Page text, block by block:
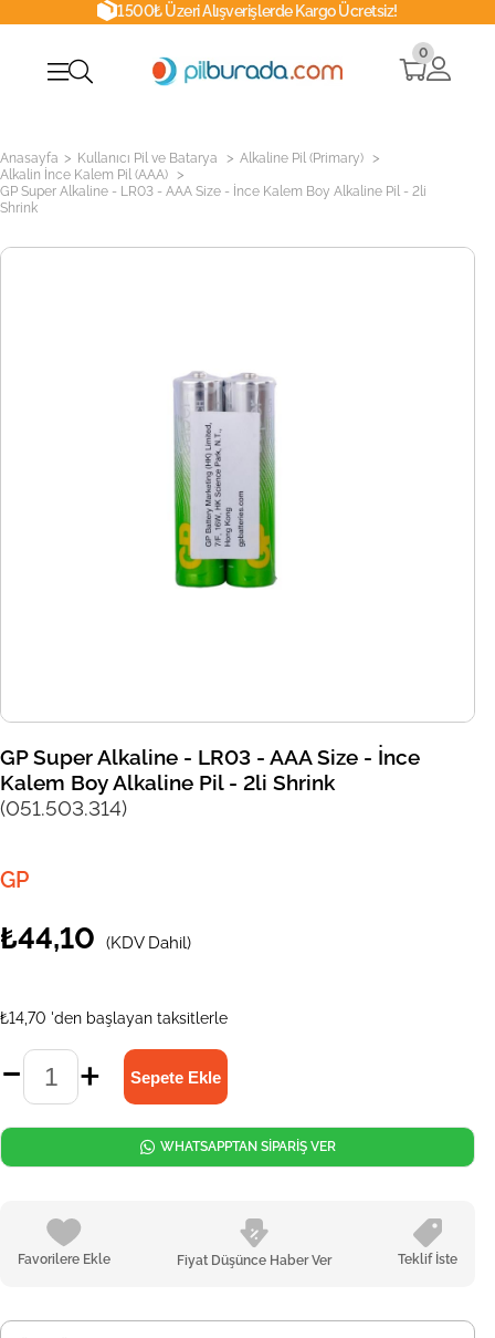
1500₺ Üzeri Alışverişlerde Kargo Ücretsiz!
0
Anasayfa > Kullanıcı Pil ve Batarya > Alkaline Pil (Primary) >
Alkalin İnce Kalem Pil (AAA) >
GP Super Alkaline - LR03 - AAA Size - İnce Kalem Boy Alkaline Pil - 2li
Shrink
GP Super Alkaline - LR03 - AAA Size - İnce
Kalem Boy Alkaline Pil - 2li Shrink
(051.503.314)
GP
₺44,10 (KDV Dahil)
₺14,70 'den başlayan taksitlerle
Favorilere Ekle Fiyat Düşünce Haber Ver Teklif İste
WHATSAPPTAN SİPARİŞ VER